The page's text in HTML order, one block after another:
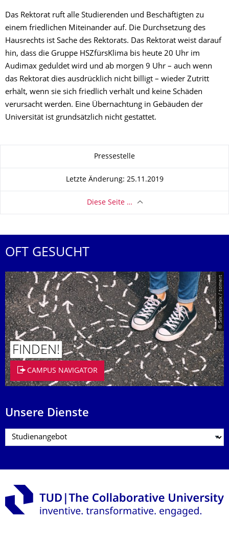
Das Rektorat ruft alle Studierenden und Beschäftigten zu
einem friedlichen Miteinander auf. Die Durchsetzung des
Hausrechts ist Sache des Rektorats. Das Rektorat weist darauf
hin, dass die Gruppe HSZfürsKlima bis heute 20 Uhr im
Audimax geduldet wird und ab morgen 9 Uhr – auch wenn
das Rektorat dies ausdrücklich nicht billigt – wieder Zutritt
erhält, wenn sie sich friedlich verhält und keine Schäden
verursacht werden. Eine Übernachtung in Gebäuden der
Universität ist grundsätzlich nicht gestattet.
Pressestelle
Letzte Änderung: 25.11.2019
Diese Seite …
OFT GESUCHT
© Smarterpix / tomert
FINDEN!
CAMPUS NAVIGATOR
Unsere Dienste